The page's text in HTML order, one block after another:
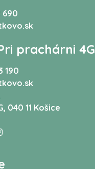
690
prachárni 4G
190
040 11 Košice